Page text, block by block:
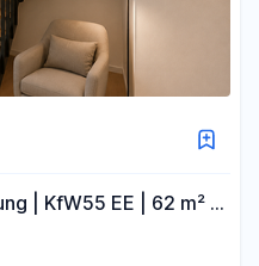
| KfW55 EE | 62 m² |
10/2026